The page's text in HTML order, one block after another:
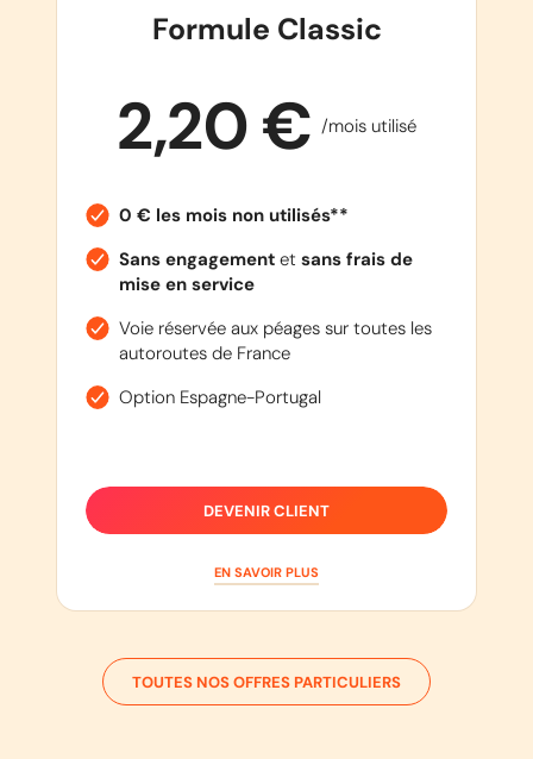
Formule Classic
2,20 € /mois utilisé
0 € les mois non utilisés**
Sans engagementet sans frais de
mise en service
Voie réservée aux péages sur toutes les
autoroutes de France
Option Espagne-Portugal
DEVENIR CLIENT
EN SAVOIR PLUS
TOUTES NOS OFFRES PARTICULIERS